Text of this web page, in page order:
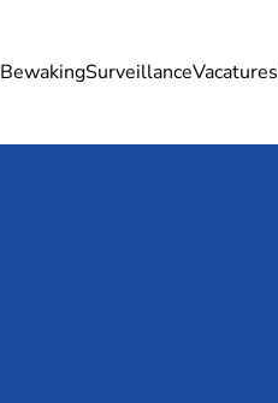
BewakingSurveillanceVacatures